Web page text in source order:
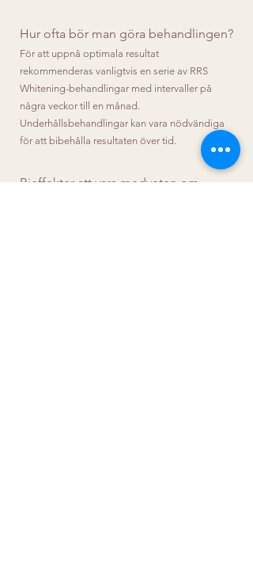
Hur ofta bör man göra behandlingen?
För att uppnå optimala resultat
rekommenderas vanligtvis en serie av RRS
Whitening-behandlingar med intervaller på
några veckor till en månad.
Underhållsbehandlingar kan vara nödvändiga
för att bibehålla resultaten över tid.
Bieffekter att vara medveten om